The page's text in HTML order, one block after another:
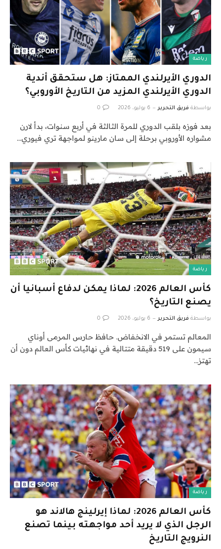
رياضة
الدوري الأيرلندي الممتاز: هل ستحقق أندية
الدوري الأيرلندي المزيد من التاريخ الأوروبي؟
بواسطة فريق التحرير 6 يوليو، 2026 0
بعد فوزه بلقب الدوري للمرة الثالثة في أربع سنوات، بدأ لارن
مشواره الأوروبي برحلة إلى سان مارينو لمواجهة تري فيوري…
رياضة
كأس العالم 2026: لماذا يمكن لدفاع أسبانيا أن
يصنع التاريخ؟
بواسطة فريق التحرير 6 يوليو، 2026 0
المعالم تستمر في الانخفاض. حافظ حارس المرمى أوناي
سيمون على 519 دقيقة متتالية في نهائيات كأس العالم دون أن
تهتز…
رياضة
كأس العالم 2026: لماذا إيرلينج هالاند هو
الرجل الذي لا يريد أحد مواجهته بينما تصنع
النرويج التاريخ